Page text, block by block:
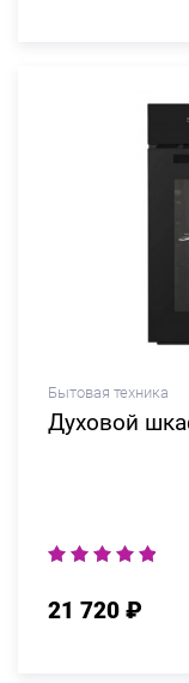
Бытовая техника
Духовой
21 720 ₽